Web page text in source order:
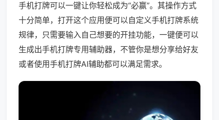
手机打牌可以一键让你轻松成为“必赢”。其操作方式
十分简单，打开这个应用便可以自定义手机打牌系统
规律，只需要输入自己想要的开挂功能，一键便可以
生成出手机打牌专用辅助器，不管你是想分享给好友
或者使用手机打牌AI辅助都可以满足需求。